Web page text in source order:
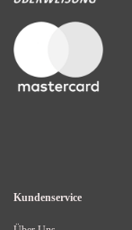
Kundenservice